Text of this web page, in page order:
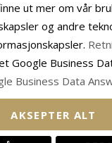
KATEGORIEN
SALE 35%
ut mer om vår
og andre
Google Business
Business Data
AKSEPTER ALT